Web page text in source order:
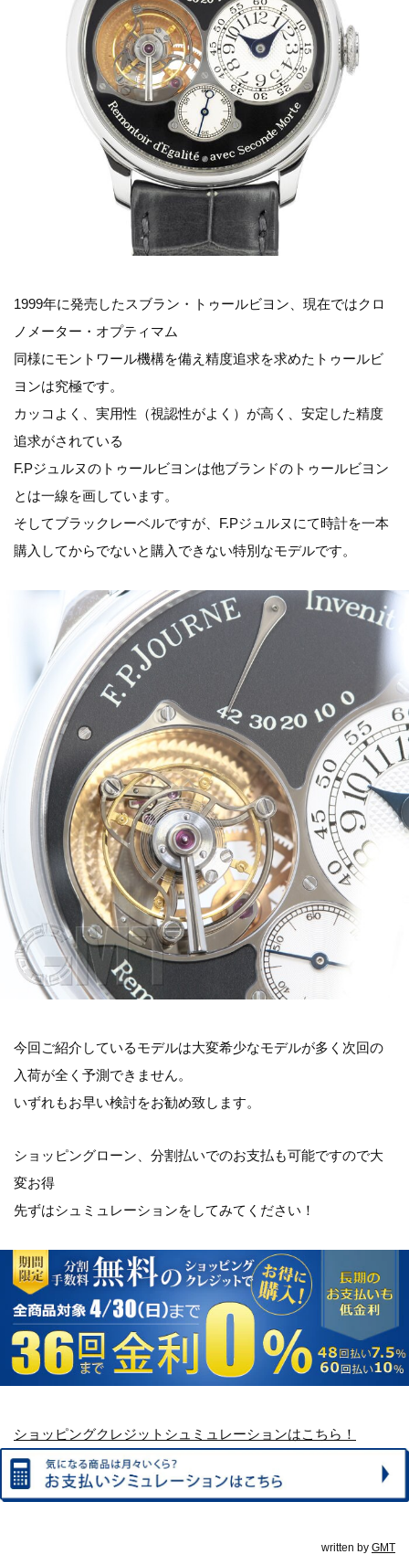
1999年に発売したスブラン・トゥールビヨン、現在ではクロ
ノメーター・オプティマム
同様にモントワール機構を備え精度追求を求めたトゥールビ
ヨンは究極です。
カッコよく、実用性（視認性がよく）が高く、安定した精度
追求がされている
F.Pジュルヌのトゥールビヨンは他ブランドのトゥールビヨン
とは一線を画しています。
そしてブラックレーベルですが、F.Pジュルヌにて時計を一本
購入してからでないと購入できない特別なモデルです。
今回ご紹介しているモデルは大変希少なモデルが多く次回の
入荷が全く予測できません。
いずれもお早い検討をお勧め致します。
ショッピングローン、分割払いでのお支払も可能ですので大
変お得
先ずはシュミュレーションをしてみてください！
ショッピングクレジットシュミュレーションはこちら！
written by GMT